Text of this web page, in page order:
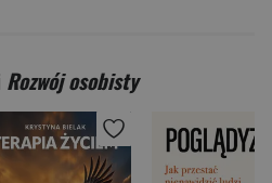
Rozwój osobisty